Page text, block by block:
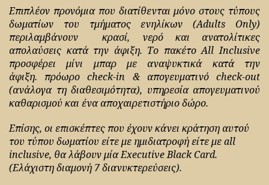
Επιπλέον προνόμια που διατίθενται μόνο στους τύπους
δωματίων του τμήματος ενηλίκων (Adults Only)
περιλαμβάνουν κρασί, νερό και ανατολίτικες
απολαύσεις κατά την άφιξη. Το πακέτο All Inclusive
προσφέρει μίνι μπαρ με αναψυκτικά κατά την
άφιξη. πρόωρο check-in & απογευματινό check-out
(ανάλογα τη διαθεσιμότητα), υπηρεσία απογευματινού
καθαρισμού και ένα αποχαιρετιστήριο δώρο.
Επίσης, οι επισκέπτες που έχουν κάνει κράτηση αυτού
του τύπου δωματίου είτε με ημιδιατροφή είτε με all
inclusive, θα λάβουν μία Executive Black Card.
(Ελάχιστη διαμονή 7 διανυκτερεύσεις).